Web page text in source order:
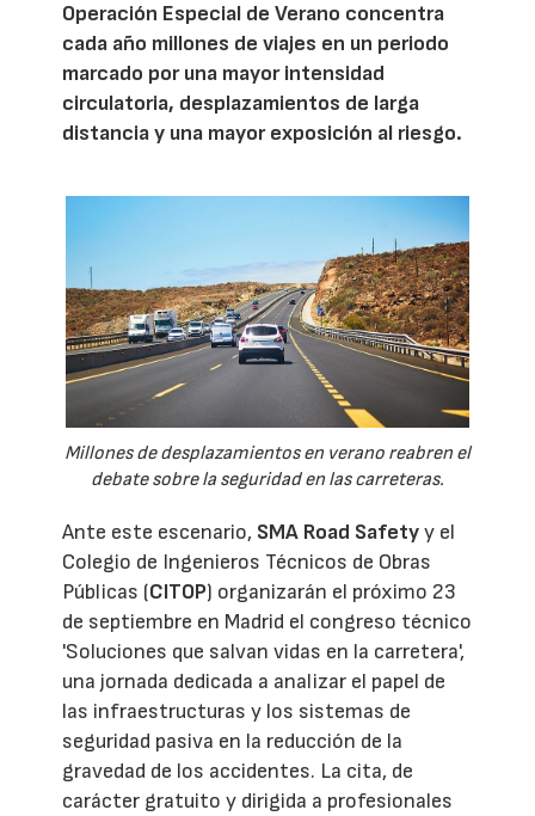
Operación Especial de Verano concentra
cada año millones de viajes en un periodo
marcado por una mayor intensidad
circulatoria, desplazamientos de larga
distancia y una mayor exposición al riesgo.
Millones de desplazamientos en verano reabren el
debate sobre la seguridad en las carreteras.
Ante este escenario, SMA Road Safetyy el
Colegio de Ingenieros Técnicos de Obras
Públicas (CITOP) organizarán el próximo 23
de septiembre en Madrid el congreso técnico
'Soluciones que salvan vidas en la carretera',
una jornada dedicada a analizar el papel de
las infraestructuras y los sistemas de
seguridad pasiva en la reducción de la
gravedad de los accidentes. La cita, de
carácter gratuito y dirigida a profesionales